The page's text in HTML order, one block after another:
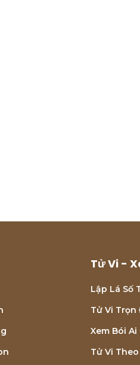
Tử Vi -
Lập Lá Số
Tử Vi Trọn
Xem Bói Ai
Tử Vi